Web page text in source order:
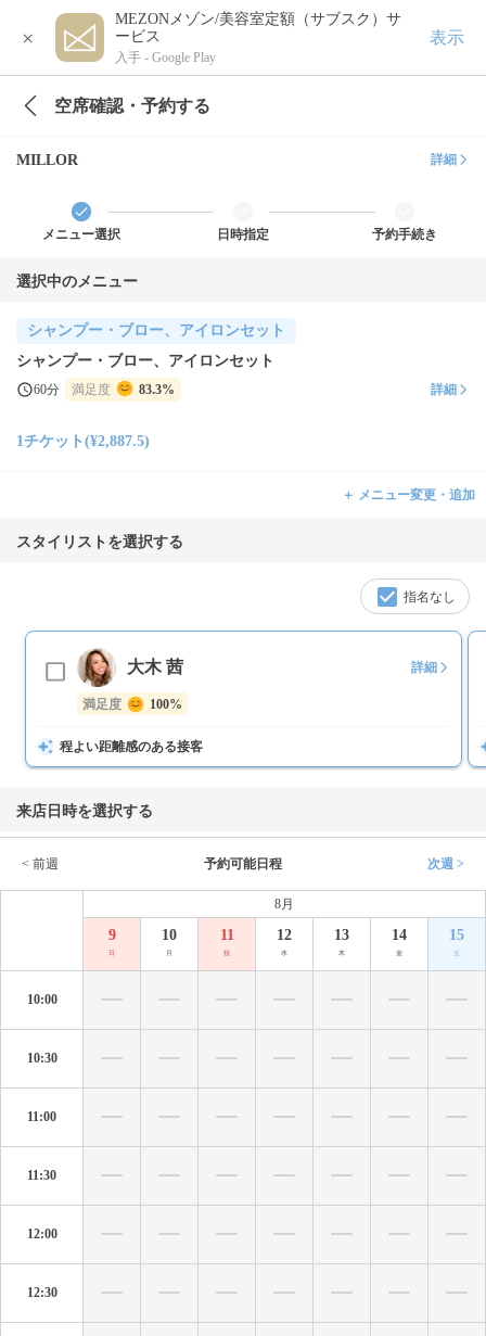
×
MEZONメゾン/美容室定額（サブスク）サ
ービス
入手 - Google Play
表示
空席確認・予約する
MILLOR 詳細
メニュー選択 日時指定 予約手続き
選択中のメニュー
シャンプー・ブロー、アイロンセット
シャンプー・ブロー、アイロンセット
60分 満足度 83.3% 詳細
1チケット(¥2,887.5)
＋ メニュー変更・追加
スタイリストを選択する
指名なし
大木 茜 詳細
満足度 100%
程よい距離感のある接客
来店日時を選択する
< 前週 予約可能日程 次週 >
8月
9
日
10
月
11
祝
12
水
13
木
14
金
15
土
10:00
10:30
11:00
11:30
12:00
12:30